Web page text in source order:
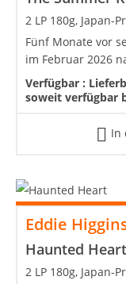
2 LP 180g, Japan-
Fünf Monate vor
im Februar 2026
Verfügbar :
soweit verfügbar
In
Eddie
Haunted Heart
2 LP 180g, Japan-